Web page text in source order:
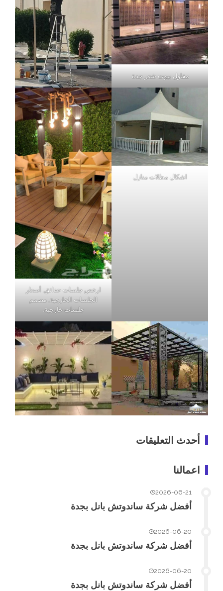
مقاول بيوت شعر جدة
اشكال مظلات منازل
ارخص جلسات حدائق, أسعار
الجلسات الخارجية, مصمم
جلسات خارجية,
أحدث التعليقات
اعمالنا
2026-06-21
أفضل شركة ساندوتش بانل بجدة
2026-06-20
أفضل شركة ساندوتش بانل بجدة
2026-06-20
أفضل شركة ساندوتش بانل بجدة